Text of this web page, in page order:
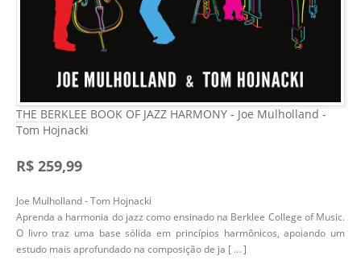
THE BERKLEE BOOK OF JAZZ HARMONY - Joe Mulholland -
Tom Hojnacki
R$ 259,99
Joe Mulholland - Tom Hojnacki
Aprenda a harmonia do jazz como ensinado na Berklee College of Music.
O livro traz uma base sólida em princípios harmônicos, apoiando um
estudo mais aprofundado na composição de ja [ ...]